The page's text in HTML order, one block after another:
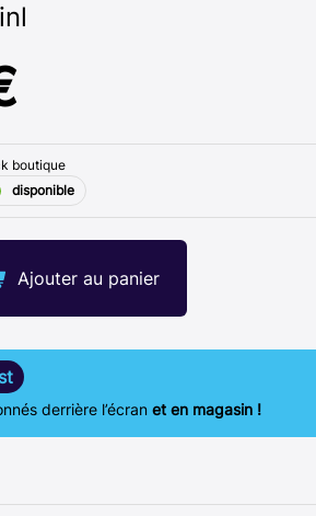
Ajouter au panier
boutique
disponible
derrière l’écran et en magasin !